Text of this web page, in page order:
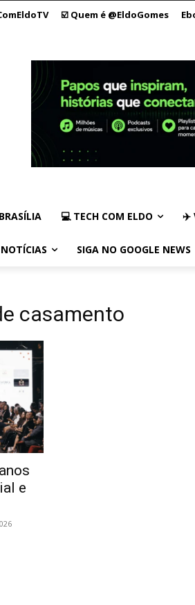
☑️ Quem é @EldoGomes
💻 TECH COM ELDO ✈️
SIGA NO GOOGLE NEWS
casamento
e